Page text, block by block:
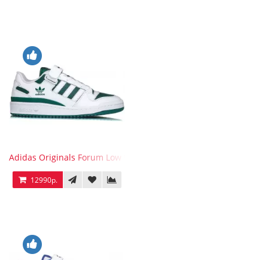
Adidas Originals Forum Low WB White Green
12990р.